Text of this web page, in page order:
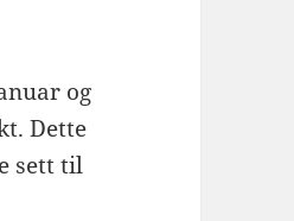
og
Dette
sett til